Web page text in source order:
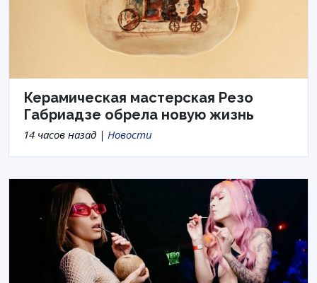
Керамическая мастерская Резо
Габриадзе обрела новую жизнь
14 часов назад | Новости